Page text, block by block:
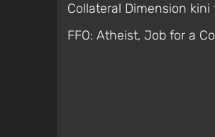
Collateral Dimension
FFO: Atheist, Job for a